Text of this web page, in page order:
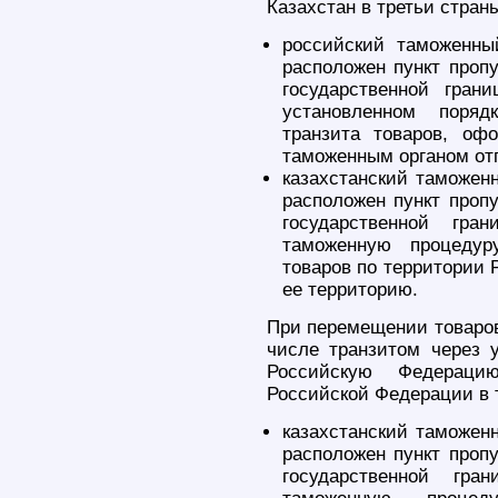
Казахстан в третьи
российский
расположен пункт
государственной
установленном
транзита товаров,
таможенным органом
казахстанский
расположен пункт
государственной
таможенную
товаров по территории
ее территорию.
При перемещении
числе транзитом через
Российскую
Российской Федерации в
казахстанский
расположен пункт
государственной